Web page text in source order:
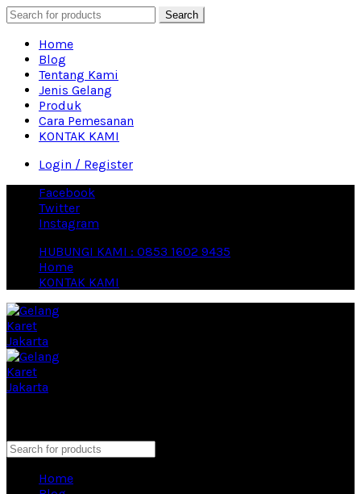
Search
Home
Blog
Tentang Kami
Jenis Gelang
Produk
Cara Pemesanan
KONTAK KAMI
Login / Register
Facebook
Twitter
Instagram
HUBUNGI KAMI : 0853 1602 9435
Home
KONTAK KAMI
Home